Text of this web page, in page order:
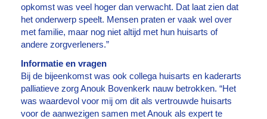
opkomst was veel hoger dan verwacht. Dat laat zien dat
het onderwerp speelt. Mensen praten er vaak wel over
met familie, maar nog niet altijd met hun huisarts of
andere zorgverleners.”
Informatie en vragen
Bij de bijeenkomst was ook collega huisarts en kaderarts
palliatieve zorg Anouk Bovenkerk nauw betrokken. “Het
was waardevol voor mij om dit als vertrouwde huisarts
voor de aanwezigen samen met Anouk als expert te